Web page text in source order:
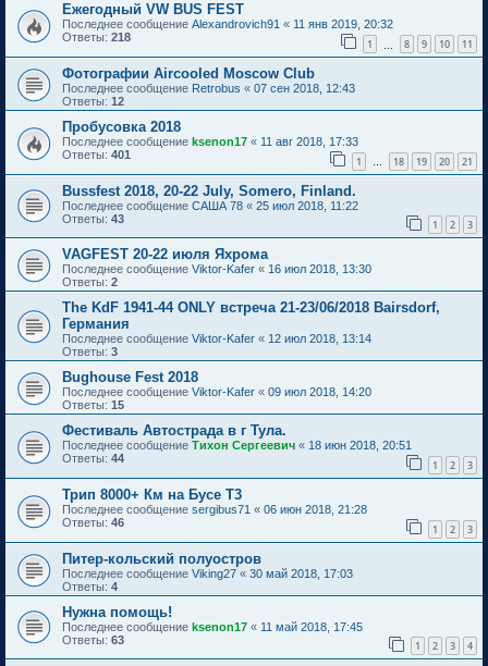
Ежегодный VW BUS FEST
Последнее сообщение Alexandrovich91 « 11 янв 2019, 20:32
Ответы: 218 1 8 9 10 11
Фотографии Aircooled Moscow Club
Последнее сообщение Retrobus « 07 сен 2018, 12:43
Ответы: 12
Пробусовка 2018
Последнее сообщение ksenon17 « 11 авг 2018, 17:33
Ответы: 401 1 … 18 19 20 21
Bussfest 2018, 20-22 July, Somero, Finland.
Последнее сообщение САША 78 « 25 июл 2018, 11:22
Ответы: 43 1 2 3
VAGFEST 20-22 июля Яхрома
Последнее сообщение Viktor-Kafer « 16 июл 2018, 13:30
Ответы: 2
The KdF 1941-44 ONLY встреча 21-23/06/2018 Bairsdorf,
Германия
Последнее сообщение Viktor-Kafer « 12 июл 2018, 13:14
Ответы: 3
Bughouse Fest 2018
Последнее сообщение Viktor-Kafer « 09 июл 2018, 14:20
Ответы: 15
Фестиваль Автострада в г Тула.
Последнее сообщение Тихон Сергеевич « 18 июн 2018, 20:51
Ответы: 44 1 2 3
Трип 8000+ Км на Бусе Т3
Последнее сообщение sergibus71 « 06 июн 2018, 21:28
Ответы: 46 1 2 3
Питер-кольский полуостров
Последнее сообщение Viking27 « 30 май 2018, 17:03
Ответы: 4
Нужна помощь!
Последнее сообщение ksenon17 « 11 май 2018, 17:45
Ответы: 63 1 2 3 4